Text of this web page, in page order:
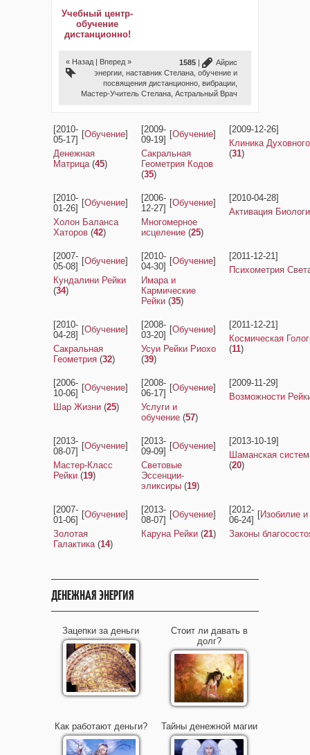
Учебный центр-
обучение
дистанционно!
« Назад | Вперед » 1585 |
Айрис
энергии наставник Стелана обучение и
посвящения дистанционно вибрации
Мастер-Учитель Стелана Астральный Врач
[2010-
05-17]
[Обучение]
Денежная
Матрица (45)
[2009-
09-19]
[Обучение]
Сакральная
Геометрия Кодов
(35)
[2009-12-26]
Клиника
(31)
[2010-
01-26]
[Обучение]
Холон Баланса
Хаторов (42)
[2006-
12-27]
[Обучение]
Многомерное
исцеление (25)
[2010-04-28]
Активация
[2007-
05-08]
[Обучение]
Кундалини Рейки
(34)
[2010-
04-30]
[Обучение]
Имара и
Кармические
Рейки (35)
[2011-12-21]
Психометрия
[2010-
04-28]
[Обучение]
Сакральная
Геометрия (32)
[2008-
03-20]
[Обучение]
Усуи Рейки Риохо
(39)
[2011-12-21]
Космическая
(11)
[2006-
10-06]
[Обучение]
Шар Жизни (25)
[2008-
06-17]
[Обучение]
Услуги и
обучение (57)
[2009-11-29]
Возможности
[2013-
08-07]
[Обучение]
Мастер-Класс
Рейки (19)
[2013-
09-09]
[Обучение]
Световые
Эссенции-
эликсиры (19)
[2013-10-19]
Шаманская
(20)
[2007-
01-06]
[Обучение]
Золотая
Галактика (14)
[2013-
08-07]
[Обучение]
Каруна Рейки (21)
[2012-
06-24]
[Изобилие
Законы
ДЕНЕЖНАЯ ЭНЕРГИЯ
Зацепки за деньги
Стоит ли давать в
долг?
Как работают деньги? Тайны денежной магии